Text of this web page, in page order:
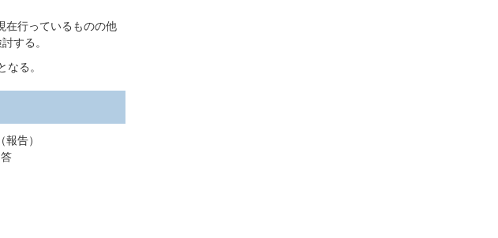
在行っているものの他
する。
る。
告）